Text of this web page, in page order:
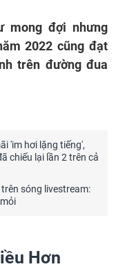
mong đợi nhưng
2022 cũng đạt
trên đường đua
'im hơi lặng tiếng',
chiếu lại lần 2 trên cả
sóng livestream:
Hơn